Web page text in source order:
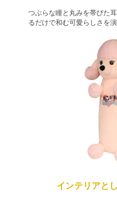
つぶらな瞳と丸みを帯びた
るだけで和む可愛らしさを演
インテリアと